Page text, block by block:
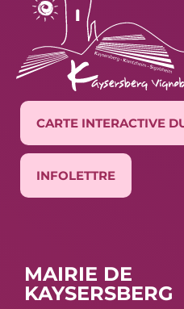
CARTE INTERACTIVE
INFOLETTRE
MAIRIE DE
KAYSERSBERG